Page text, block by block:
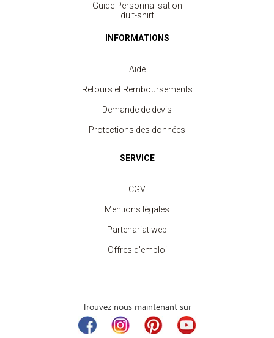
Guide Personnalisation
du t-shirt
INFORMATIONS
Aide
Retours et Remboursements
Demande de devis
Protections des données
SERVICE
CGV
Mentions légales
Partenariat web
Offres d'emploi
Trouvez nous maintenant sur